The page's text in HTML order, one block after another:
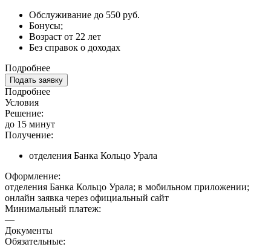
Обслуживание до 550 руб.
Бонусы;
Возраст от 22 лет
Без справок о доходах
Подробнее
Подать заявку
Подробнее
Условия
Решение:
до 15 минут
Получение:
отделения Банка Кольцо Урала
Оформление:
отделения Банка Кольцо Урала; в мобильном приложении;
онлайн заявка через официальный сайт
Минимальный платеж:
—
Документы
Обязательные: